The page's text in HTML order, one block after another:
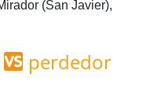
(San Javier),
perdedor